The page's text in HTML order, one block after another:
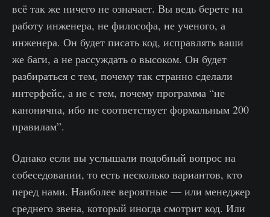
всё так же ничего не означает. Вы ведь берете на
работу инженера, не философа, не ученого, а
инженера. Он будет писать код, исправлять ваши
же баги, а не рассуждать о высоком. Он будет
разбираться с тем, почему так странно сделали
интерфейс, а не с тем, почему программа “не
канонична, ибо не соответствует формальным 200
правилам”.
Однако если вы услышали подобный вопрос на
собеседовании, то есть несколько вариантов, кто
перед нами. Наиболее вероятные — или менеджер
среднего звена, который иногда смотрит код. Или